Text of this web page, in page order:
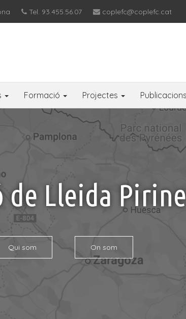
Tel. 93.455.56.07 coplefc@coplefc.cat
Formació Projectes Publicacions
de Lleida
Qui som On som